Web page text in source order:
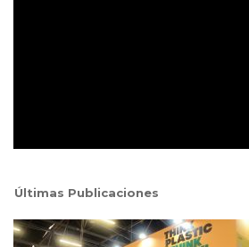
Últimas Publicaciones